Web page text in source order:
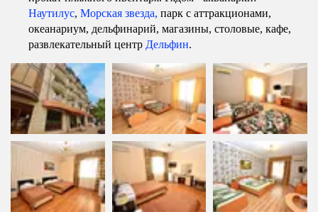
Наутилус, Морская звезда, парк с аттракционами,
океанариум, дельфинарий,
развлекательный центр Дельфин.